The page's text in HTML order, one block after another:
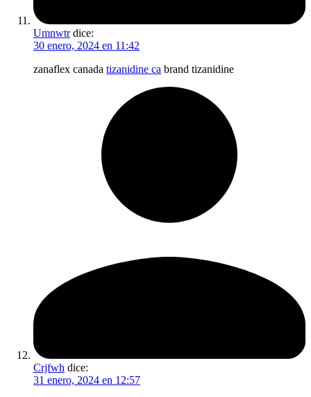
Umnwtr dice:
30 enero, 2024 en 11:42
zanaflex canada tizanidine ca brand tizanidine
Crjfwh dice:
31 enero, 2024 en 12:57